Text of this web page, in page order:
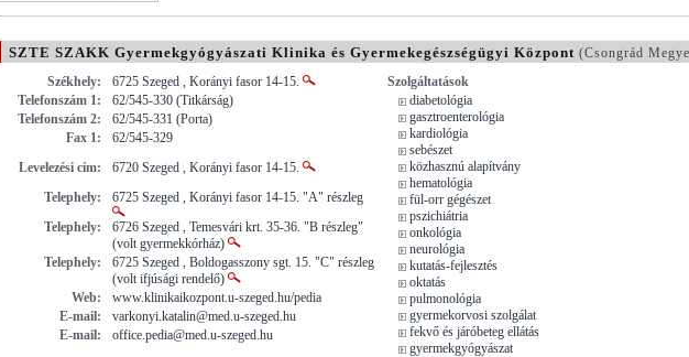
SZTE SZAKK Gyermekgyógyászati Klinika és Gyermekegészségügyi Központ (Csongrád
Székhely:
6725 Szeged , Korányi fasor 14-15.
Telefonszám 1:
62/545-330 (Titkárság)
Telefonszám 2:
62/545-331 (Porta)
Fax 1:
62/545-329
Levelezési cím:
6720 Szeged , Korányi fasor 14-15.
Telephely:
6725 Szeged , Korányi fasor 14-15. "A" részleg
Telephely:
6726 Szeged , Temesvári krt. 35-36. "B részleg"
(volt gyermekkórház)
Telephely:
6725 Szeged , Boldogasszony sgt. 15. "C" részleg
(volt ifjúsági rendelő)
Web:
www.klinikaikozpont.u-szeged.hu/pedia
E-mail:
varkonyi.katalin@med.u-szeged.hu
E-mail:
office.pedia@med.u-szeged.hu
Szolgáltatások
diabetológia
gasztroenterológia
kardiológia
sebészet
közhasznú alapítvány
hematológia
fül-orr gégészet
pszichiátria
onkológia
neurológia
kutatás-fejlesztés
oktatás
pulmonológia
gyermekorvosi szolgálat
fekvő és járóbeteg ellátás
gyermekgyógyászat